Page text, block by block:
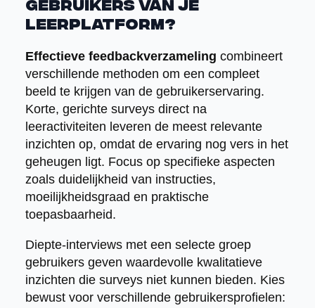
gebruikers van je
leerplatform?
Effectieve feedbackverzameling combineert
verschillende methoden om een compleet
beeld te krijgen van de gebruikerservaring.
Korte, gerichte surveys direct na
leeractiviteiten leveren de meest relevante
inzichten op, omdat de ervaring nog vers in het
geheugen ligt. Focus op specifieke aspecten
zoals duidelijkheid van instructies,
moeilijkheidsgraad en praktische
toepasbaarheid.
Diepte-interviews met een selecte groep
gebruikers geven waardevolle kwalitatieve
inzichten die surveys niet kunnen bieden. Kies
bewust voor verschillende gebruikersprofielen: